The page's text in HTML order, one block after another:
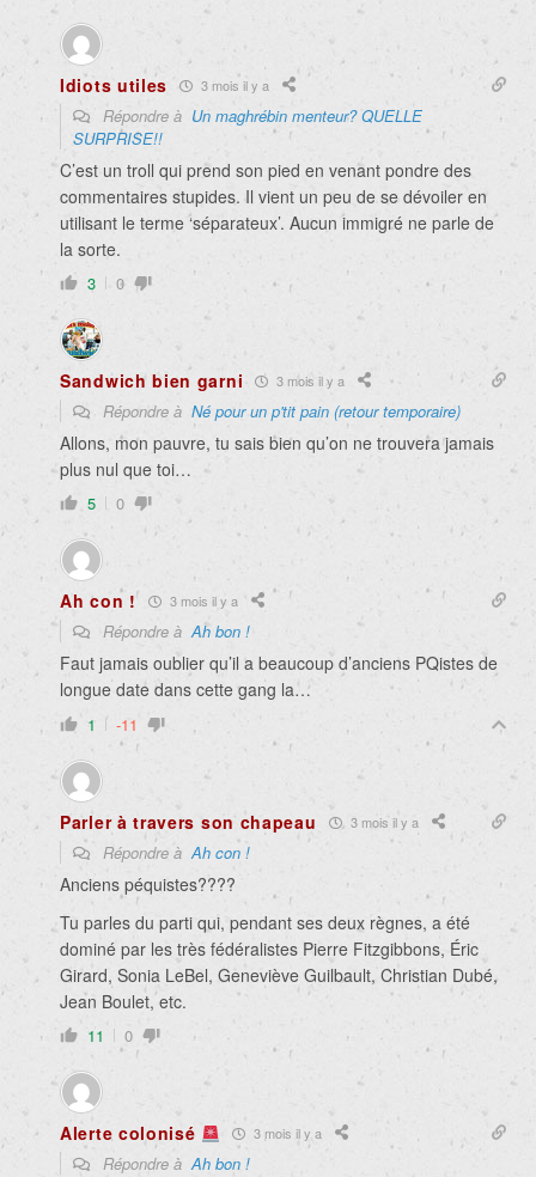
Idiots utiles 3 mois il y a
Répondre à Un maghrébin menteur? QUELLE
SURPRISE!!
C’est un troll qui prend son pied en venant pondre des
commentaires stupides. Il vient un peu de se dévoiler en
utilisant le terme ‘séparateux’. Aucun immigré ne parle de
la sorte.
3 0
Sandwich bien garni 3 mois il y a
Répondre à Né pour un p'tit pain (retour temporaire)
Allons, mon pauvre, tu sais bien qu’on ne trouvera jamais
plus nul que toi…
5 0
Ah con ! 3 mois il y a
Répondre àAh bon !
Faut jamais oublier qu’il a beaucoup d’anciens PQistes de
longue date dans cette gang la…
1 -11
Parler à travers son chapeau 3 mois il y a
Répondre àAh con !
Anciens péquistes????
Tu parles du parti qui, pendant ses deux règnes, a été
dominé par les très fédéralistes Pierre Fitzgibbons, Éric
Girard, Sonia LeBel, Geneviève Guilbault, Christian Dubé,
Jean Boulet, etc.
11 0
Alerte colonisé 3 mois il y a
Répondre àAh bon !